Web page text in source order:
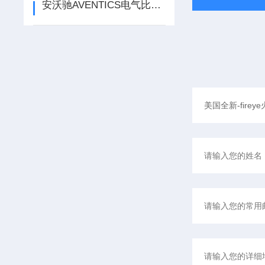
安沃驰AVENTICS电气比例阀的结构原理